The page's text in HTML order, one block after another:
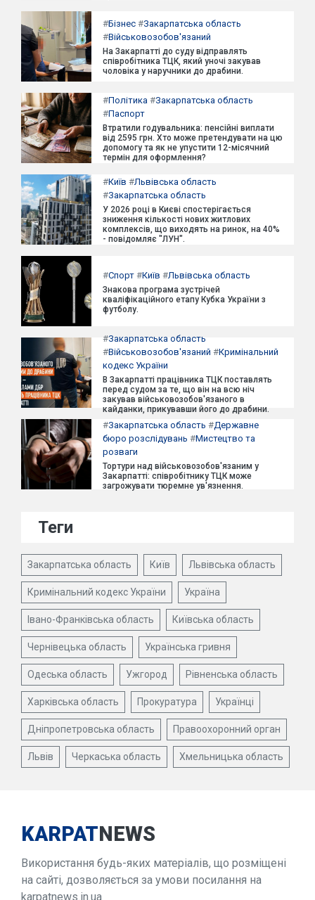
#Бізнес #Закарпатська область
#Військовозобов'язаний
На Закарпатті до суду відправлять
співробітника ТЦК, який уночі закував
чоловіка у наручники до драбини.
#Політика #Закарпатська область
#Паспорт
Втратили годувальника: пенсійні виплати
від 2595 грн. Хто може претендувати на цю
допомогу та як не упустити 12-місячний
термін для оформлення?
#Київ #Львівська область
#Закарпатська область
У 2026 році в Києві спостерігається
зниження кількості нових житлових
комплексів, що виходять на ринок, на 40%
- повідомляє "ЛУН".
#Спорт #Київ #Львівська область
Знакова програма зустрічей
кваліфікаційного етапу Кубка України з
футболу.
#Закарпатська область
#Військовозобов'язаний #Кримінальний
кодекс України
В Закарпатті працівника ТЦК поставлять
перед судом за те, що він на всю ніч
закував військовозобов'язаного в
кайданки, прикувавши його до драбини.
#Закарпатська область #Державне
бюро розслідувань #Мистецтво та
розваги
Тортури над військовозобов'язаним у
Закарпатті: співробітнику ТЦК може
загрожувати тюремне ув'язнення.
Теги
Закарпатська область Київ Львівська область
Кримінальний кодекс України Україна
Івано-Франківська область Київська область
Чернівецька область Українська гривня
Одеська область Ужгород Рівненська область
Харківська область Прокуратура Українці
Дніпропетровська область Правоохоронний орган
Львів Черкаська область Хмельницька область
KARPATNEWS
Використання будь-яких матеріалів, що розміщені
на сайті, дозволяється за умови посилання на
karpatnews.in.ua